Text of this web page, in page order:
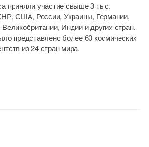
приняли участие свыше 3 тыс.
США, России, Украины, Германии,
Индии и других стран.
представлено более 60 космических
из 24 стран мира.